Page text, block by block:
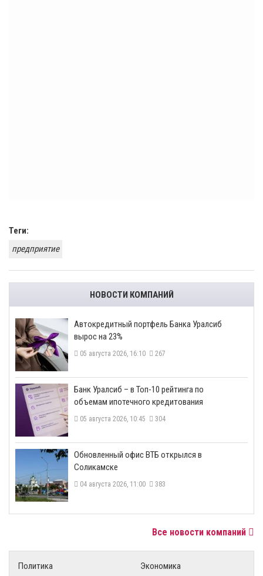
Теги:
предприятие
НОВОСТИ КОМПАНИЙ
​Автокредитный портфель Банка Уралсиб
вырос на 23%
05 августа 2026, 16:10 267
​Банк Уралсиб – в Топ-10 рейтинга по
объемам ипотечного кредитования
05 августа 2026, 10:45 304
​Обновленный офис ВТБ открылся в
Соликамске
04 августа 2026, 11:00 383
Все новости компаний
Политика
Экономика